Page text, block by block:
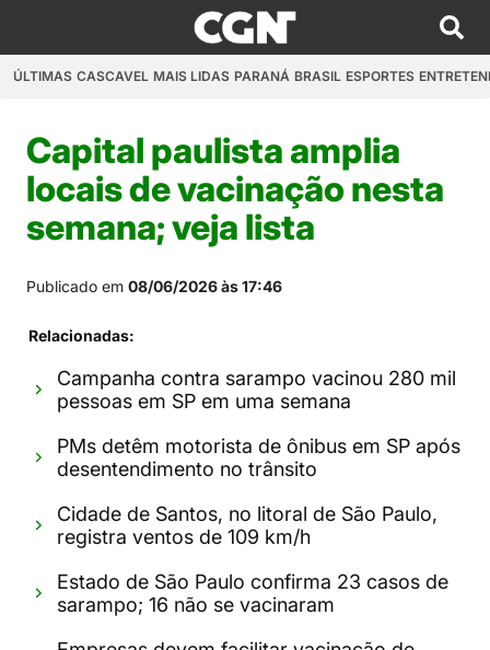
ÚLTIMAS CASCAVEL MAIS LIDAS PARANÁ BRASIL ESPORTES
Capital paulista amplia
locais de vacinação nesta
semana; veja lista
Publicado em 08/06/2026 às 17:46
Relacionadas:
Campanha contra sarampo vacinou 280 mil
pessoas em SP em uma semana
PMs detêm motorista de ônibus em SP após
desentendimento no trânsito
Cidade de Santos, no litoral de São Paulo,
registra ventos de 109 km/h
Estado de São Paulo confirma 23 casos de
sarampo; 16 não se vacinaram